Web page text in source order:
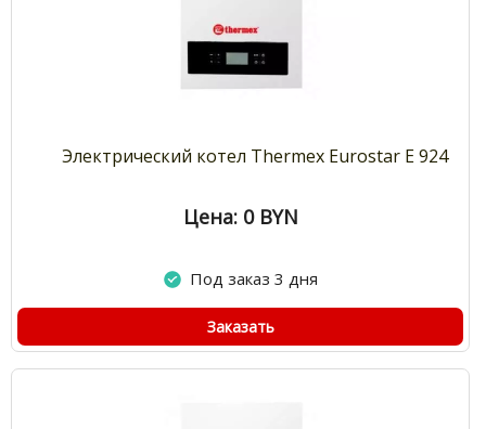
Электрический котел Thermex Eurostar E 924
Цена: 0 BYN
Под заказ 3 дня
Заказать